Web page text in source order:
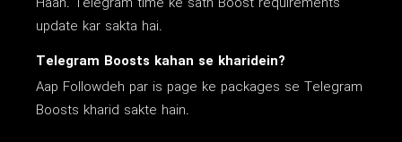
update kar sakta hai.
Telegram Boosts kahan se kharidein?
Aap Followdeh par is page ke packages se Telegram
Boosts kharid sakte hain.